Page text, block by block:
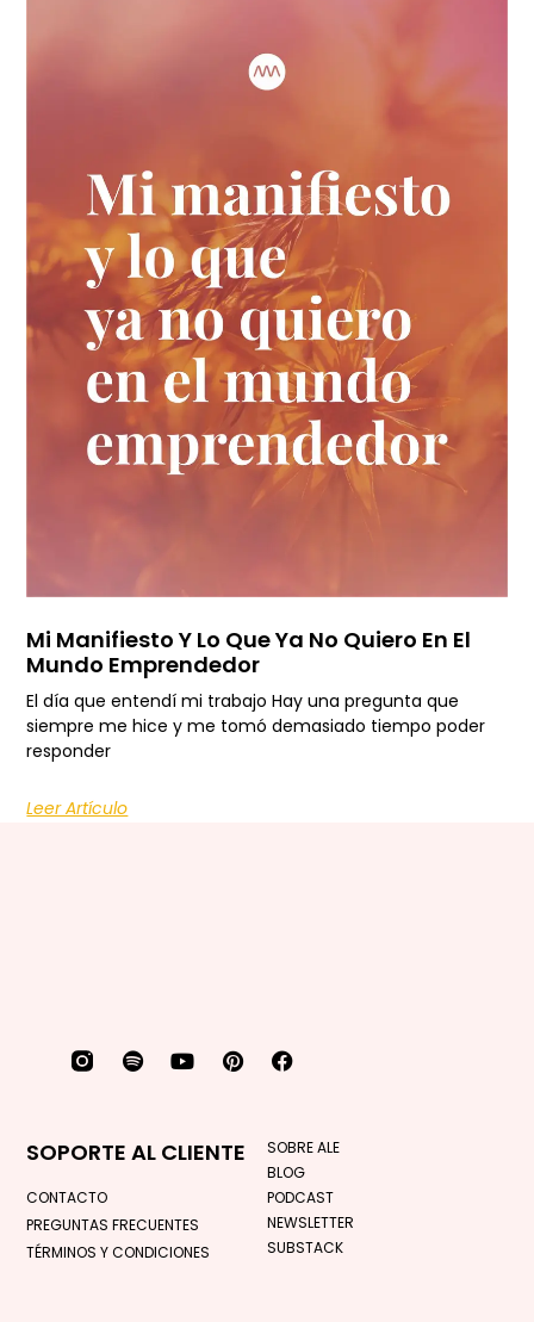
Mi Manifiesto Y Lo Que Ya No Quiero En El
Mundo Emprendedor
El día que entendí mi trabajo Hay una pregunta que
siempre me hice y me tomó demasiado tiempo poder
responder
Leer Artículo
SOBRE ALE
BLOG
PODCAST
NEWSLETTER
SUBSTACK
SOPORTE AL CLIENTE
CONTACTO
PREGUNTAS FRECUENTES
TÉRMINOS Y CONDICIONES